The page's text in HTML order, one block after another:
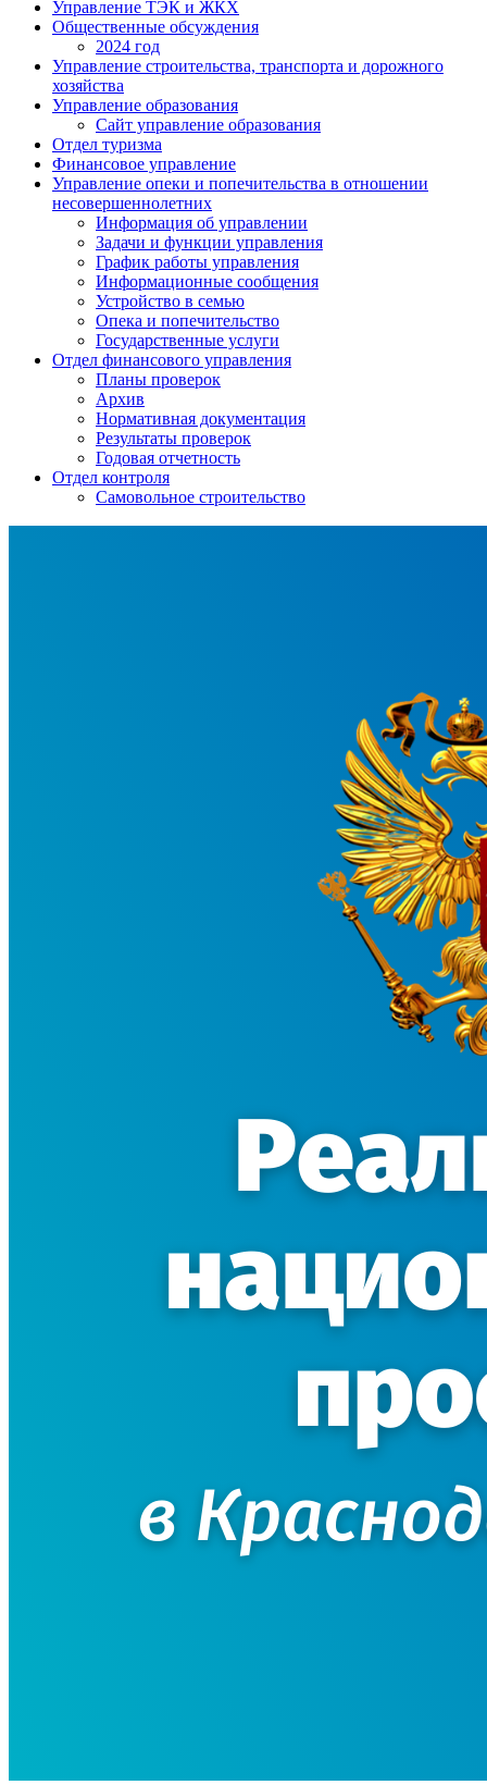
Управление ТЭК и ЖКХ
Общественные обсуждения
2024 год
Управление строительства, транспорта и дорожного
хозяйства
Управление образования
Сайт управление образования
Отдел туризма
Финансовое управление
Управление опеки и попечительства в отношении
несовершеннолетних
Информация об управлении
Задачи и функции управления
График работы управления
Информационные сообщения
Устройство в семью
Опека и попечительство
Государственные услуги
Отдел финансового управления
Планы проверок
Архив
Нормативная документация
Результаты проверок
Годовая отчетность
Отдел контроля
Самовольное строительство